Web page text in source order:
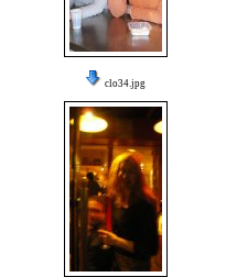
clo34.jpg